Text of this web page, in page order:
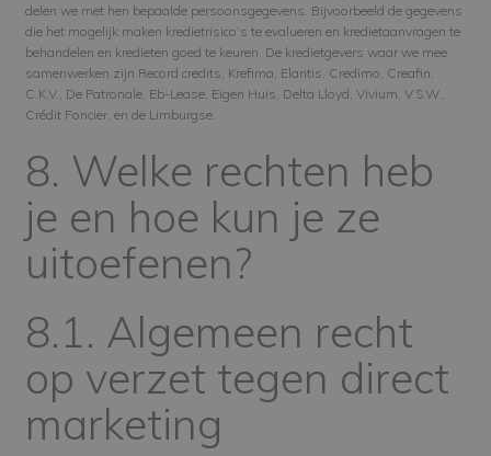
delen we met hen bepaalde persoonsgegevens. Bijvoorbeeld de gegevens
die het mogelijk maken kredietrisico’s te evalueren en kredietaanvragen te
behandelen en kredieten goed te keuren. De kredietgevers waar we mee
samenwerken zijn Record credits, Krefima, Elantis, Credimo, Creafin,
C.K.V., De Patronale, Eb-Lease, Eigen Huis, Delta Lloyd, Vivium, V.S.W.,
Crédit Foncier, en de Limburgse.
8. Welke rechten heb
je en hoe kun je ze
uitoefenen?
8.1. Algemeen recht
op verzet tegen direct
marketing